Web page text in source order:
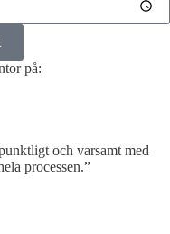
på:
och varsamt med
processen.”